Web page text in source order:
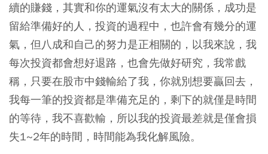
續的賺錢，其實和你的運氣沒有太大的關係，成功是
留給準備好的人，投資的過程中，也許會有幾分的運
氣，但八成和自己的努力是正相關的，以我來說，我
每次投資都會想好退路，也會先做好研究，我常戲
稱，只要在股市中錢輸給了我，你就別想要贏回去，
我每一筆的投資都是準備充足的，剩下的就僅是時間
的等待，我不喜歡輸，所以我的投資最差就是僅會損
失1~2年的時間，時間能為我化解風險。